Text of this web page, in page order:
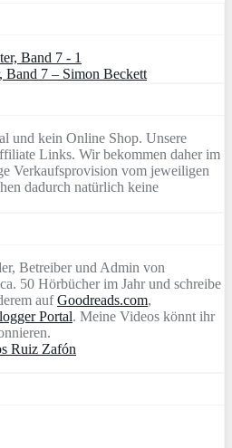
7 – Simon Beckett
und kein Online Shop. Unsere
Links. Wir bekommen daher im
Verkaufsprovision vom jeweiligen
dadurch natürlich keine
Betreiber und Admin von
50 Hörbücher im Jahr und schreibe
aufGoodreads.com,
Portal. Meine Videos könnt ihr
Ruiz Zafón